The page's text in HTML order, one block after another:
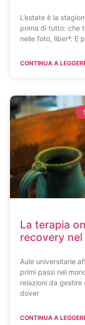
L’estate è la
prima di tutto: che
nelle foto, liber*. E
CONTINUA A
La terapia
recovery
Aule universitarie
primi passi nel
relazioni da gestire
dover
CONTINUA A